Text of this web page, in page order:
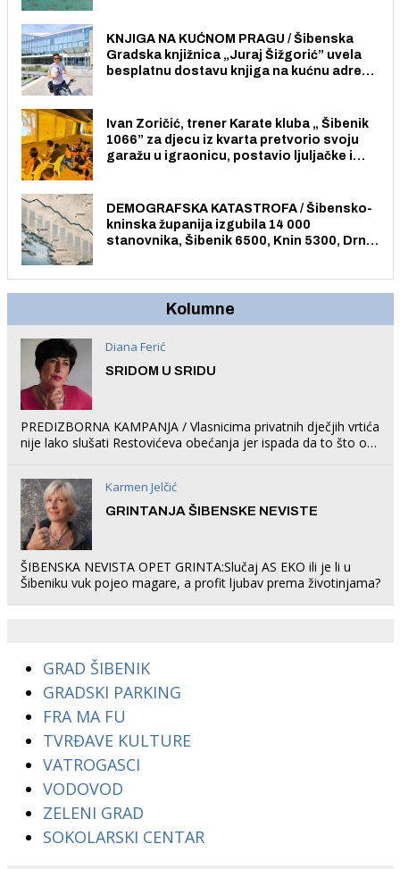
KNJIGA NA KUĆNOM PRAGU / Šibenska
Gradska knjižnica „Juraj Šižgorić” uvela
besplatnu dostavu knjiga na kućnu adresu
Ivan Zoričić, trener Karate kluba „ Šibenik
1066” za djecu iz kvarta pretvorio svoju
garažu u igraonicu, postavio ljuljačke i
DEMOGRAFSKA KATASTROFA / Šibensko-
kninska županija izgubila 14 000
stanovnika, Šibenik 6500, Knin 5300, Drniš
Kolumne
Diana Ferić
SRIDOM U SRIDU
PREDIZBORNA KAMPANJA / Vlasnicima privatnih dječjih vrtića
nije lako slušati Restovićeva obećanja jer ispada da to što oni
Karmen Jelčić
GRINTANJA ŠIBENSKE NEVISTE
ŠIBENSKA NEVISTA OPET GRINTA:Slučaj AS EKO ili je li u
Šibeniku vuk pojeo magare, a profit ljubav prema životinjama?
GRAD ŠIBENIK
GRADSKI PARKING
FRA MA FU
TVRĐAVE KULTURE
VATROGASCI
VODOVOD
ZELENI GRAD
SOKOLARSKI CENTAR